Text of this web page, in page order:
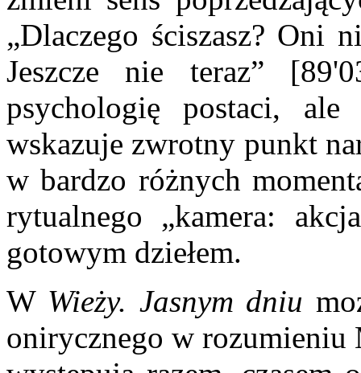
„Dlaczego ściszasz? Oni
Jeszcze nie teraz”
psychologię postaci,
wskazuje zwrotny punkt
w bardzo różnych
rytualnego „kamera:
gotowym dziełem.
W Wieży. Jasnym dniu
onirycznego w rozumieniu